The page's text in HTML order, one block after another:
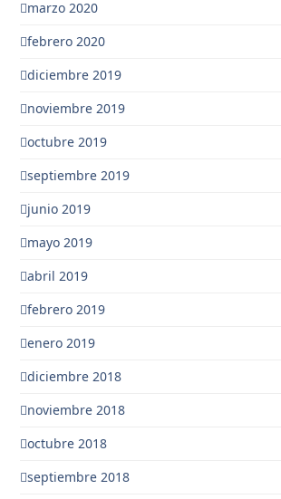
marzo 2020
febrero 2020
diciembre 2019
noviembre 2019
octubre 2019
septiembre 2019
junio 2019
mayo 2019
abril 2019
febrero 2019
enero 2019
diciembre 2018
noviembre 2018
octubre 2018
septiembre 2018